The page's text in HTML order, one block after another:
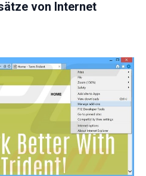
von Internet